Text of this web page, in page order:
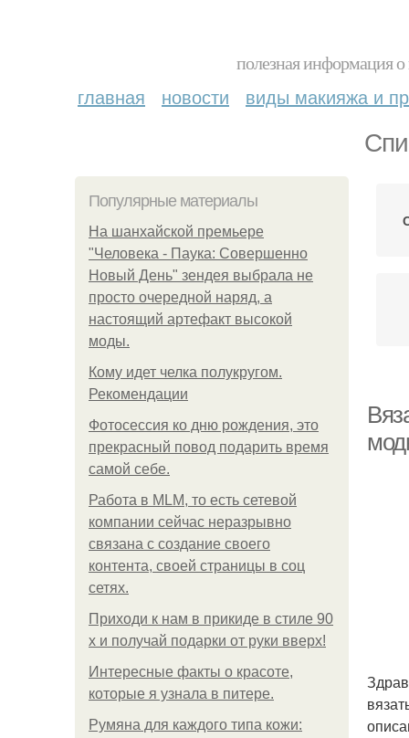
полезная информация
главная новости виды макияжа и
Популярные материалы
На шанхайской премьере
"Человека - Паука: Совершенно
Новый День" зендея выбрала не
просто очередной наряд, а
настоящий артефакт высокой
моды.
Кому идет челка полукругом.
Рекомендации
Фотосессия ко дню рождения, это
прекрасный повод подарить время
самой себе.
Работа в MLM, то есть сетевой
компании сейчас неразрывно
связана с создание своего
контента, своей страницы в соц
сетях.
Приходи к нам в прикиде в стиле 90
х и получай подарки от руки вверх!
Интересные факты о красоте,
которые я узнала в питере.
Румяна для каждого типа кожи: